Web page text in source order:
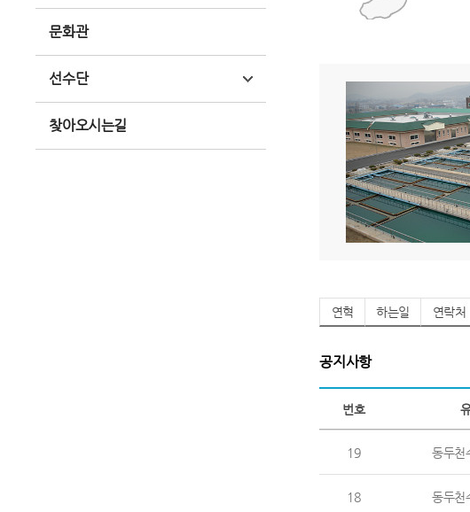
문화관
선수단
찾아오시는길
연혁 하는일 연락처
공지사항
번호
19 동두천
18 동두천